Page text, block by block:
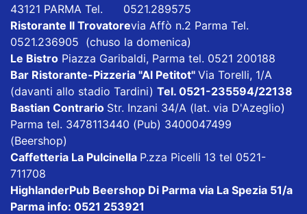
43121 PARMA Tel. 0521.289575
Ristorante Il Trovatorevia Affò n.2 Parma Tel.
0521.236905 (chuso la domenica)
Le Bistro Piazza Garibaldi, Parma tel. 0521 200188
Bar Ristorante-Pizzeria "Al Petitot" Via Torelli, 1/A
(davanti allo stadio Tardini) Tel. 0521-235594/22138
Bastian Contrario Str. Inzani 34/A (lat. via D'Azeglio)
Parma tel. 3478113440 (Pub) 3400047499
(Beershop)
Caffetteria La Pulcinella P.zza Picelli 13 tel 0521-
711708
HighlanderPub Beershop Di Parma via La Spezia 51/a
Parma info: 0521 253921